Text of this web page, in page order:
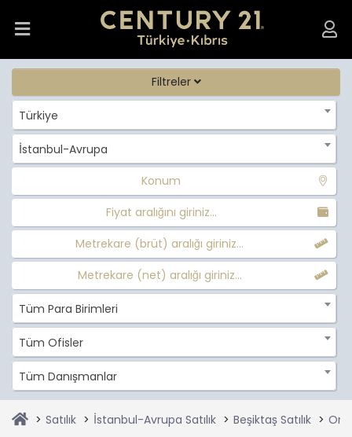
Filtreler
Türkiye
İstanbul-Avrupa
Konum
Fiyat aralığını giriniz...
Metrekare (brüt) aralığı giriniz...
Metrekare (net) aralığı giriniz...
Tüm Para Birimleri
Tüm Ofisler
Tüm Danışmanlar
Satılık İstanbul-Avrupa Satılık Beşiktaş Satılık